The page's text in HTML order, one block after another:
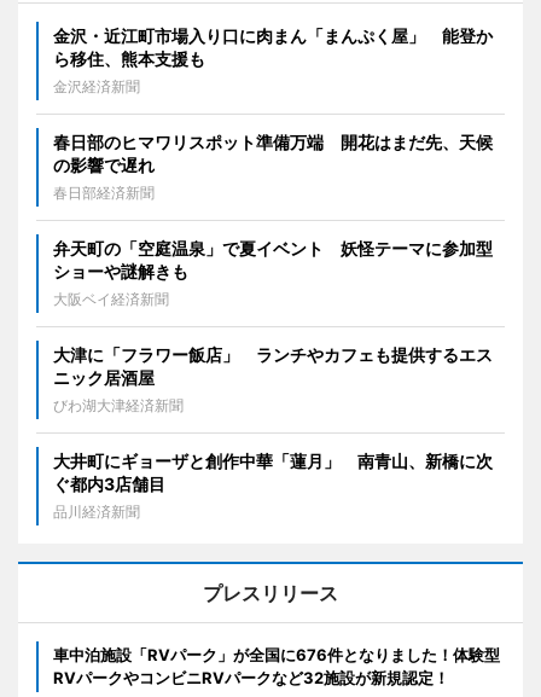
金沢・近江町市場入り口に肉まん「まんぷく屋」 能登か
ら移住、熊本支援も
金沢経済新聞
春日部のヒマワリスポット準備万端 開花はまだ先、天候
の影響で遅れ
春日部経済新聞
弁天町の「空庭温泉」で夏イベント 妖怪テーマに参加型
ショーや謎解きも
大阪ベイ経済新聞
大津に「フラワー飯店」 ランチやカフェも提供するエス
ニック居酒屋
びわ湖大津経済新聞
大井町にギョーザと創作中華「蓮月」 南青山、新橋に次
ぐ都内3店舗目
品川経済新聞
プレスリリース
車中泊施設「RVパーク」が全国に676件となりました！体験型
RVパークやコンビニRVパークなど32施設が新規認定！